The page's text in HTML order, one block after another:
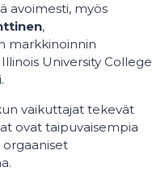
avoimesti, myös
,
markkinoinnin
University College
vaikuttajat tekevät
ovat taipuvaisempia